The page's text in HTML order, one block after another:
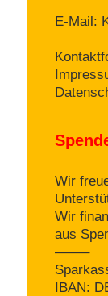
E-Mail:
Wir
Wir
aus
——–
IBAN: